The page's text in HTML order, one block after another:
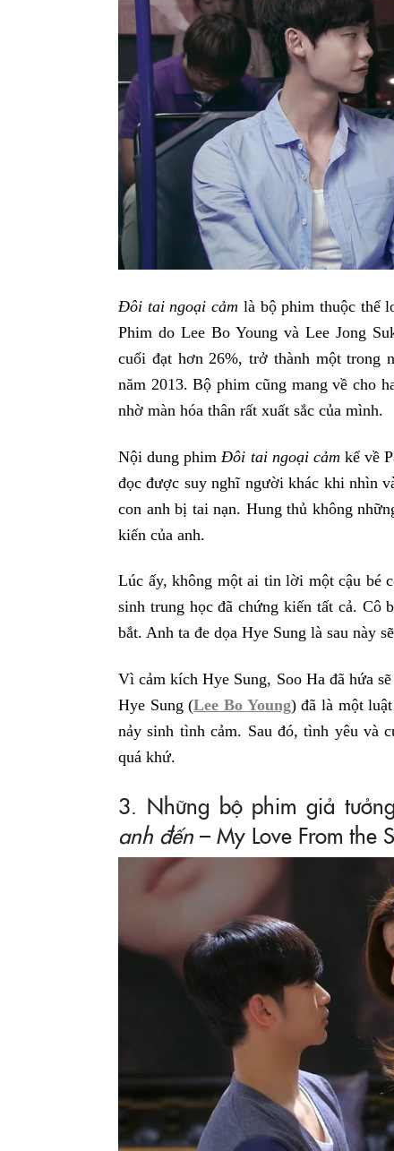
Đôi tai ngoại cảm là bộ phim thuộc thể
Phim do Lee Bo Young và Lee Jong
cuối đạt hơn 26%, trở thành một trong
năm 2013. Bộ phim cũng mang về cho
nhờ màn hóa thân rất xuất sắc của mình.
Nội dung phimĐôi tai ngoại cảm kể về
đọc được suy nghĩ người khác khi nhìn
con anh bị tai nạn. Hung thủ không
kiến của anh.
Lúc ấy, không một ai tin lời một cậu bé
sinh trung học đã chứng kiến tất cả. Cô
bắt. Anh ta đe dọa Hye Sung là sau này
Vì cảm kích Hye Sung, Soo Ha đã hứa
Hye Sung (Lee Bo Young) đã là một
nảy sinh tình cảm. Sau đó, tình yêu và
quá khứ.
3. Những bộ phim giả
anh đến – My Love From the